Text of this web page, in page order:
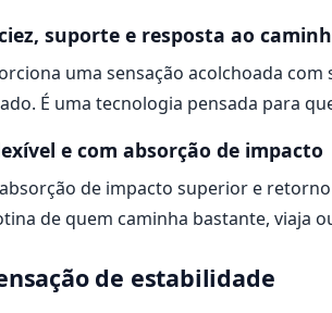
suporte e resposta ao
uma sensação acolchoada
É uma tecnologia pensada para
e com absorção de impacto
de impacto superior e
de quem caminha bastante, viaja
de estabilidade